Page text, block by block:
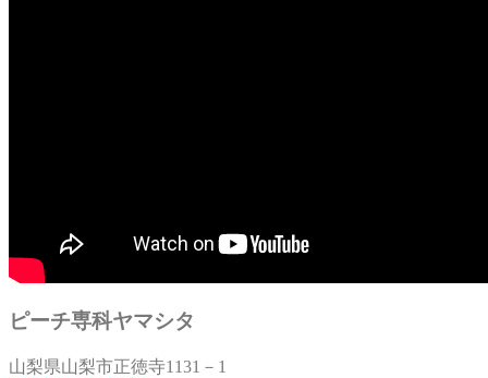
ピーチ専科ヤマシタ
山梨県山梨市正徳寺1131－1